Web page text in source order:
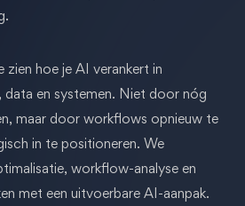
zien hoe je AI verankert in
data en systemen. Niet door nóg
maar door workflows opnieuw te
in te positioneren. We
workflow-analyse en
met een uitvoerbare AI-aanpak.